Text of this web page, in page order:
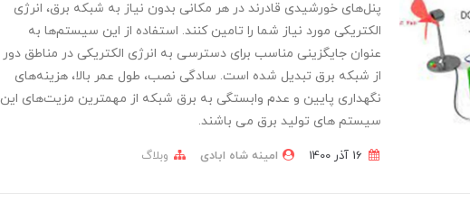
پنل‌های خورشیدی قادرند در هر مکانی بدون نیاز به شبکه برق، انرژی
الکتریکی مورد نیاز شما را تامین کنند. استفاده از این سیستم‌ها به
عنوان جایگزینی مناسب برای دسترسی به انرژی الکتریکی در مناطق دور
از شبکه برق تبدیل شده است. سادگی نصب، طول عمر بالا، هزینه‌های
نگهداری پایین و عدم وابستگی به برق شبکه از مهمترین مزیت‌های این
سیستم های تولید برق می باشند.
امینه شاه ابادی وبلاگ